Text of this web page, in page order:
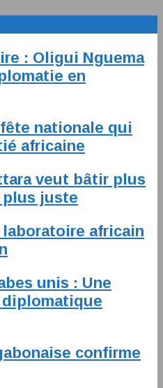
: Oligui Nguema
en
nationale qui
africaine
veut bâtir plus
plus juste
africain
unis : Une
confirme